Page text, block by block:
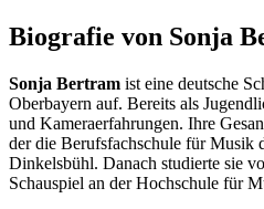
Biografie von Sonja
Sonja Bertram ist eine deutsche
Oberbayern auf. Bereits als
und Kameraerfahrungen. Ihre
der die Berufsfachschule für Musik
Dinkelsbühl. Danach studierte sie
Schauspiel an der Hochschule für